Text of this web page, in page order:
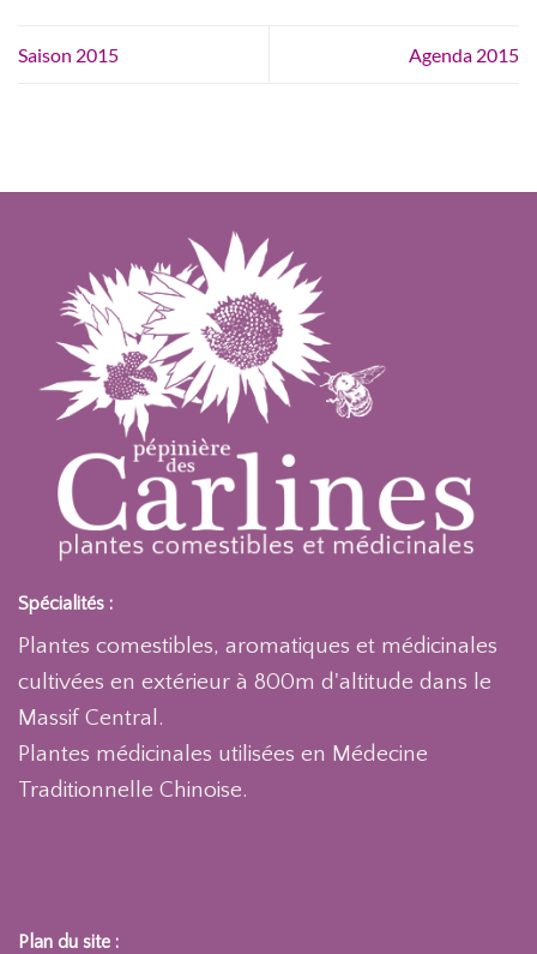
Saison 2015 Agenda 2015
Spécialités :
Plantes comestibles, aromatiques et médicinales
cultivées en extérieur à 800m d'altitude dans le
Massif Central.
Plantes médicinales utilisées en Médecine
Traditionnelle Chinoise.
Plan du site :